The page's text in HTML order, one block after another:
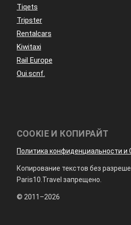
Tiqets
Tripster
Rentalcars
Kiwitaxi
Rail Europe
Oui.scnf.
COOKIE И КОПИРАЙТ
Политика конфиденциальности и
Копирование текстов без
Paris10.Travel запрещено.
© 2011–2026